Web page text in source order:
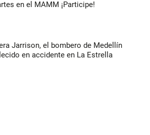
en el MAMM ¡Participe!
Jarrison, el bombero de Medellín
en accidente en La Estrella